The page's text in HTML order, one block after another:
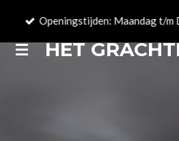
naar
HET
Openingstijden: Maandag t/m